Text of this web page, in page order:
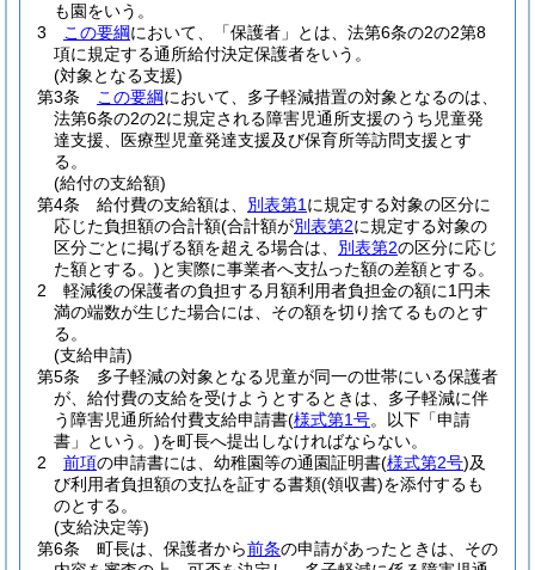
も園をいう。
3
この要綱において、「保護者」とは、法第6条の2の2第8
項に規定する通所給付決定保護者をいう。
(対象となる支援)
第3条
この要綱において、多子軽減措置の対象となるのは、
法第6条の2の2に規定される障害児通所支援のうち児童発
達支援、医療型児童発達支援及び保育所等訪問支援とす
る。
(給付の支給額)
第4条
給付費の支給額は、 別表第1 に規定する対象の区分に
応じた負担額の合計額(合計額が別表第2に規定する対象の
区分ごとに掲げる額を超える場合は、 別表第2の区分に応じ
た額とする。)と実際に事業者へ支払った額の差額とする。
2
軽減後の保護者の負担する月額利用者負担金の額に1円未
満の端数が生じた場合には、その額を切り捨てるものとす
る。
(支給申請)
第5条
多子軽減の対象となる児童が同一の世帯にいる保護者
が、給付費の支給を受けようとするときは、多子軽減に伴
う障害児通所給付費支給申請書(様式第1号。以下「申請
書」という。)を町長へ提出しなければならない。
2
前項の申請書には、幼稚園等の通園証明書(様式第2号)及
び利用者負担額の支払を証する書類(領収書)を添付するも
のとする。
(支給決定等)
第6条
町長は、保護者から前条の申請があったときは、その